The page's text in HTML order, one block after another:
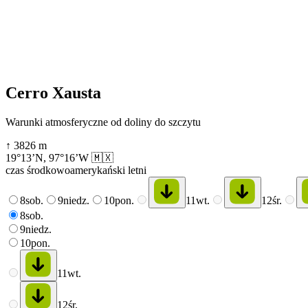
Cerro Xausta
Warunki atmosferyczne od doliny do szczytu
↑ 3826 m
19°13’N, 97°16’W 🇲🇽
czas środkowoamerykański letni
8sob. 9niedz. 10pon. 11wt. 12śr.
8sob.
9niedz.
10pon.
11wt.
12śr.